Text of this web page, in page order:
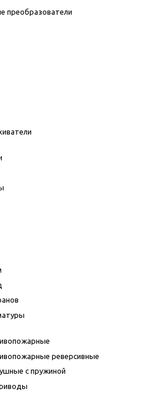
преобразователи
реверсивные
с пружиной